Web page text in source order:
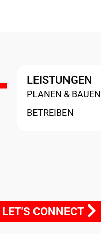
LEISTUNGEN
PLANEN & BAUEN
BETREIBEN
LET'S CONNECT